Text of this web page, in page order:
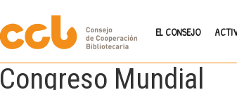
EL CONSEJO
Congreso Mundial